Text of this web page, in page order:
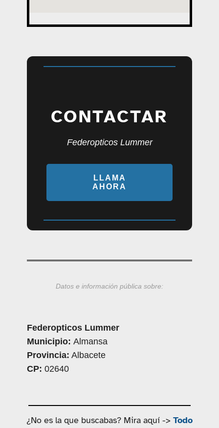
CONTACTAR
Federopticos Lummer
LLAMA
AHORA
Datos e información pública sobre:
Federopticos Lummer
Municipio: Almansa
Provincia: Albacete
CP: 02640
¿No es la que buscabas? Mira aquí -> Todo